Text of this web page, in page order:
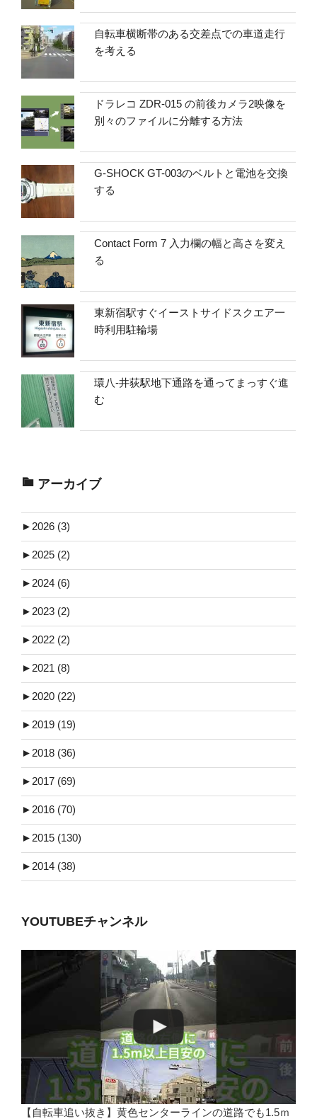
自転車横断帯のある交差点での車道走行
を考える
ドラレコ ZDR-015 の前後カメラ2映像を
別々のファイルに分離する方法
G-SHOCK GT-003のベルトと電池を交換
する
Contact Form 7 入力欄の幅と高さを変え
る
東新宿駅すぐイーストサイドスクエア一
時利用駐輪場
環八-井荻駅地下通路を通ってまっすぐ進
む
アーカイブ
► 2026 (3)
► 2025 (2)
► 2024 (6)
► 2023 (2)
► 2022 (2)
► 2021 (8)
► 2020 (22)
► 2019 (19)
► 2018 (36)
► 2017 (69)
► 2016 (70)
► 2015 (130)
► 2014 (38)
YOUTUBEチャンネル
【自転車追い抜き】黄色センターラインの道路でも1.5ｍ